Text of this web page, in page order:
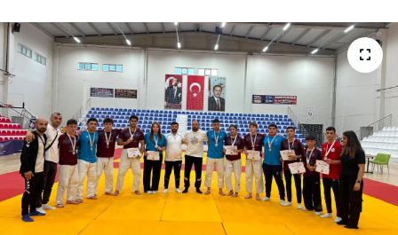
Röportaj
Manşet
Köşe Yazıları
Karikatür Galeri
BIK